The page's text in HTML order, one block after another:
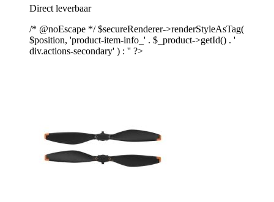
Direct leverbaar
/* @noEscape */ $secureRenderer->renderStyleAsTag(
$position, 'product-item-info_' . $_product->getId() . '
div.actions-secondary' ) : '' ?>